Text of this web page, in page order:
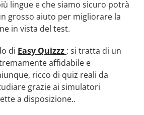
lingue e che siamo sicuro potrà
grosso aiuto per migliorare la
in vista del test.
di Easy Quizzz : si tratta di un
affidabile e
ricco di quiz reali da
grazie ai simulatori
a disposizione..